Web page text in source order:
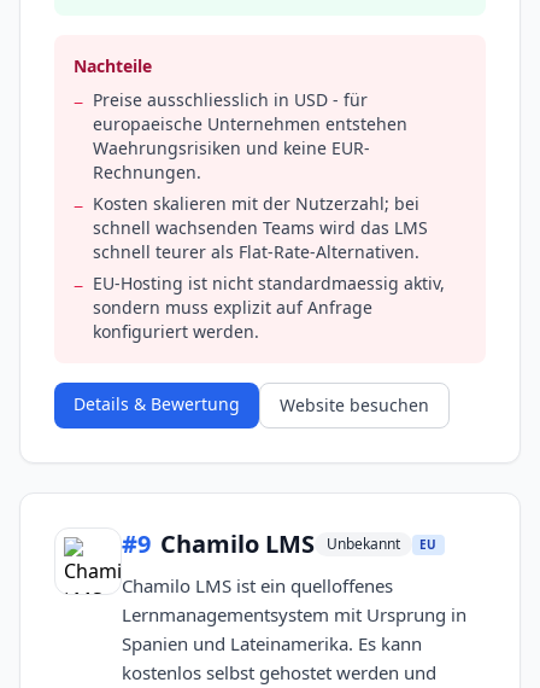
Nachteile
− Preise ausschliesslich in USD - für
europaeische Unternehmen entstehen
Waehrungsrisiken und keine EUR-
Rechnungen.
− Kosten skalieren mit der Nutzerzahl; bei
schnell wachsenden Teams wird das LMS
schnell teurer als Flat-Rate-Alternativen.
− EU-Hosting ist nicht standardmaessig aktiv,
sondern muss explizit auf Anfrage
konfiguriert werden.
Details & Bewertung Website besuchen
#9 Chamilo LMS Unbekannt EU
Chamilo LMS ist ein quelloffenes
Lernmanagementsystem mit Ursprung in
Spanien und Lateinamerika. Es kann
kostenlos selbst gehostet werden und